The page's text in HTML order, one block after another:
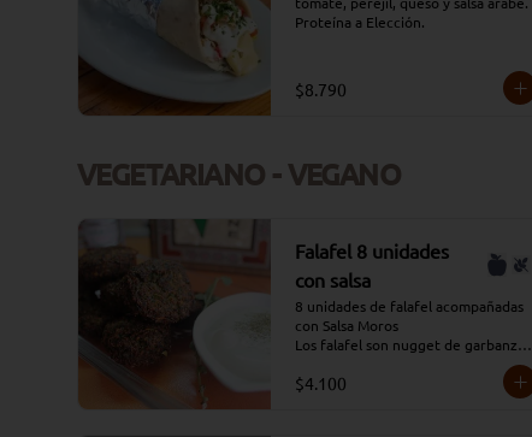
Proteína a Elección.
$8.790
VEGETARIANO - VEGANO
Falafel 8 unidades
con salsa
8 unidades de falafel acompañadas
con Salsa Moros
Los falafel son nugget de garbanzos
con verduras condimentados y que
se fríen en aceite profundo.
$4.100